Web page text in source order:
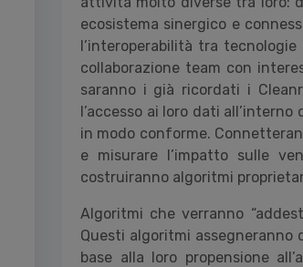
ecosistema sinergico e
l’interoperabilità tra
collaborazione team con
saranno i già ricordati i
l’accesso ai loro dati
in modo conforme.
e misurare l’impatto sulle
costruiranno algoritmi
Algoritmi che verranno
Questi algoritmi
base alla loro propensione